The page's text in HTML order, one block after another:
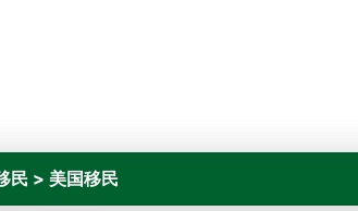
民 > 美国移民